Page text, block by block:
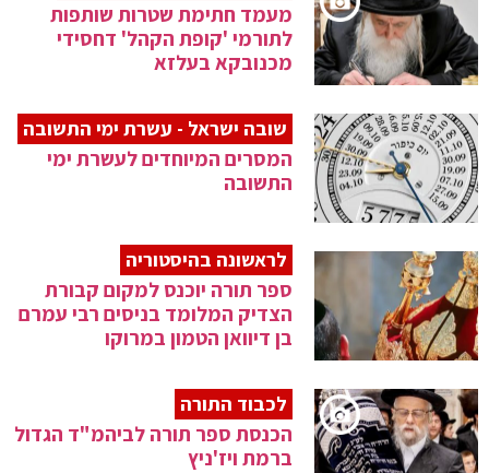
מעמד חתימת שטרות שותפות
לתורמי 'קופת הקהל' דחסידי
מכנובקא בעלזא
שובה ישראל - עשרת ימי התשובה
המסרים המיוחדים לעשרת ימי
התשובה
לראשונה בהיסטוריה
ספר תורה יוכנס למקום קבורת
הצדיק המלומד בניסים רבי עמרם
בן דיוואן הטמון במרוקו
לכבוד התורה
הכנסת ספר תורה לביהמ"ד הגדול
ברמת ויז'ניץ